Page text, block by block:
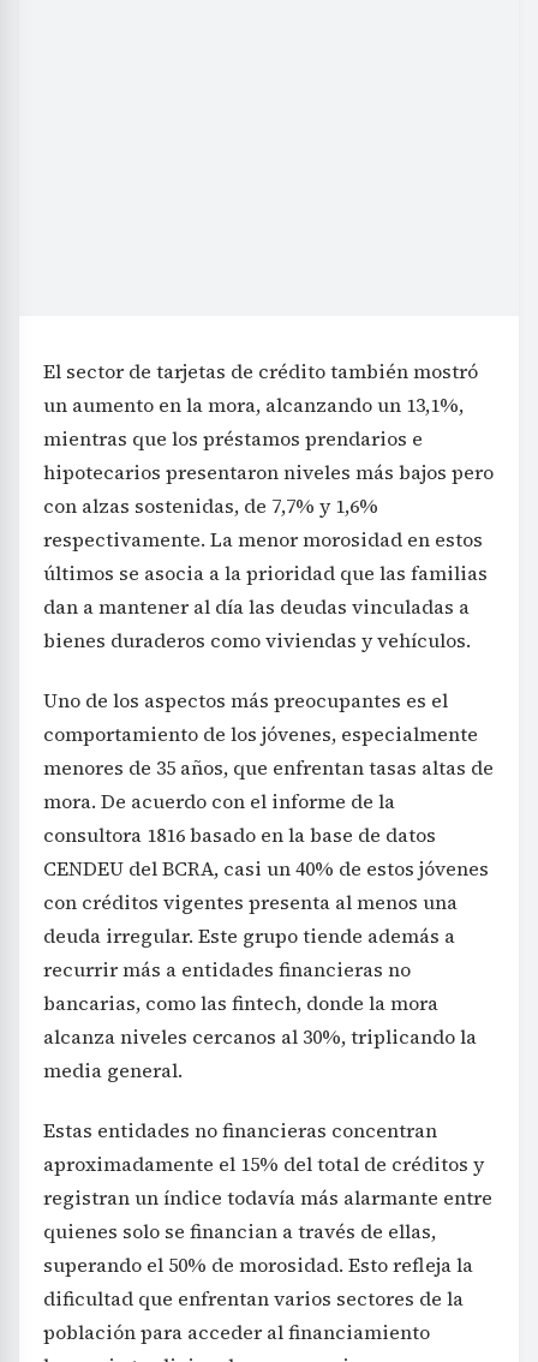
El sector de tarjetas de crédito también mostró
un aumento en la mora, alcanzando un 13,1%,
mientras que los préstamos prendarios e
hipotecarios presentaron niveles más bajos pero
con alzas sostenidas, de 7,7% y 1,6%
respectivamente. La menor morosidad en estos
últimos se asocia a la prioridad que las familias
dan a mantener al día las deudas vinculadas a
bienes duraderos como viviendas y vehículos.
Uno de los aspectos más preocupantes es el
comportamiento de los jóvenes, especialmente
menores de 35 años, que enfrentan tasas altas de
mora. De acuerdo con el informe de la
consultora 1816 basado en la base de datos
CENDEU del BCRA, casi un 40% de estos jóvenes
con créditos vigentes presenta al menos una
deuda irregular. Este grupo tiende además a
recurrir más a entidades financieras no
bancarias, como las fintech, donde la mora
alcanza niveles cercanos al 30%, triplicando la
media general.
Estas entidades no financieras concentran
aproximadamente el 15% del total de créditos y
registran un índice todavía más alarmante entre
quienes solo se financian a través de ellas,
superando el 50% de morosidad. Esto refleja la
dificultad que enfrentan varios sectores de la
población para acceder al financiamiento